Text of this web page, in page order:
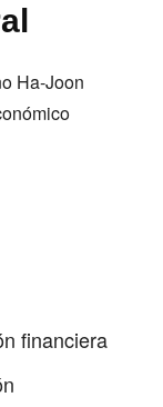
Ha-Joon
financiera